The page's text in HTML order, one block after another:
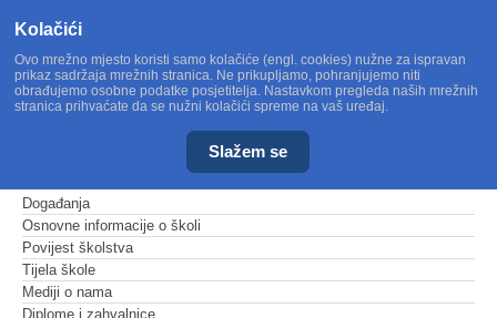
Događanja
Osnovne informacije o školi
Povijest školstva
Tijela škole
Mediji o nama
Diplome i zahvalnice
Kolačići
Ovo mrežno mjesto koristi samo kolačiće (engl. cookies) nužne za ispravan
prikaz sadržaja mrežnih stranica. Ne prikupljamo, pohranjujemo niti
obrađujemo osobne podatke posjetitelja. Nastavkom pregleda naših mrežnih
stranica prihvaćate da se nužni kolačići spreme na vaš uređaj.
Slažem se